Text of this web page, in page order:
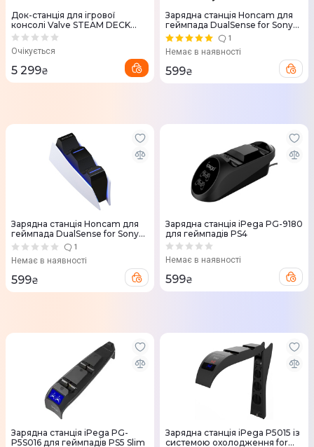
Док-станція для ігрової
консолі Valve STEAM DECK
(609808274035)
Очікується
5 299₴
Зарядна станція Honcam для
геймпада DualSense for Sony
PS5 (Midnight Black)
1
Немає в наявності
599₴
Зарядна станція Honcam для
геймпада DualSense for Sony
PS5
1
Немає в наявності
599₴
Зарядна станція iPega PG-9180
для геймпадів PS4
Немає в наявності
599₴
Зарядна станція iPega PG-
P5S016 для геймпадів PS5 Slim
Зарядна станція iPega P5015 із
системою охолодження for